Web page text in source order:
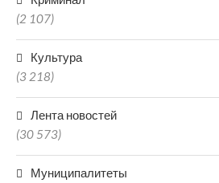
(2 107)
Культура
(3 218)
Лента новостей
(30 573)
Муниципалитеты